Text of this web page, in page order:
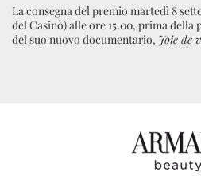
La consegna del premio martedì 8
del Casinò) alle ore 15.00, prima
del suo nuovo documentario, Joie de